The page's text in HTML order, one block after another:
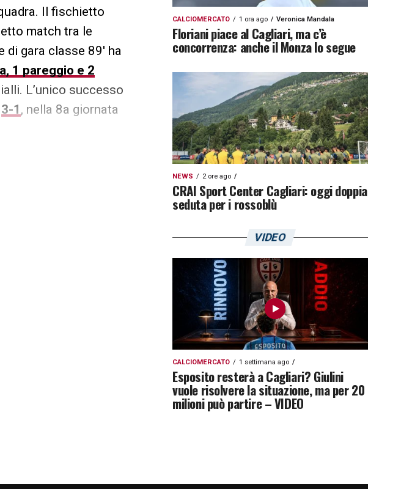
Il fischietto
match tra le
di gara classe 89′ ha
1 pareggio e 2
L’unico successo
3-1 , nella 8a giornata
CALCIOMERCATO 1 ora ago Veronica Mandala
Floriani piace al Cagliari, ma c’è
concorrenza: anche il Monza lo segue
NEWS 2 ore ago
CRAI Sport Center Cagliari: oggi doppia
seduta per i rossoblù
VIDEO
CALCIOMERCATO 1 settimana ago
Esposito resterà a Cagliari? Giulini
vuole risolvere la situazione, ma per 20
milioni può partire – VIDEO